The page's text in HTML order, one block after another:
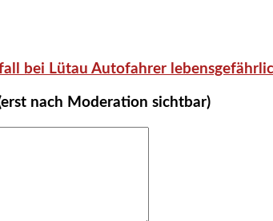
bei Lütau Autofahrer
nach Moderation sichtbar)